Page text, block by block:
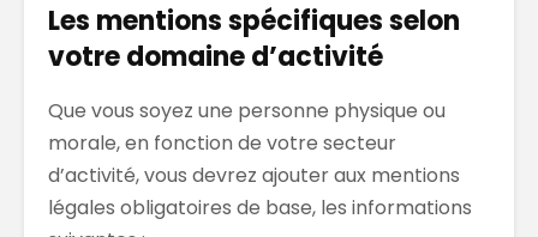
Les mentions spécifiques selon
votre domaine d’activité
Que vous soyez une personne physique ou
morale, en fonction de votre secteur
d’activité, vous devrez ajouter aux mentions
légales obligatoires de base, les informations